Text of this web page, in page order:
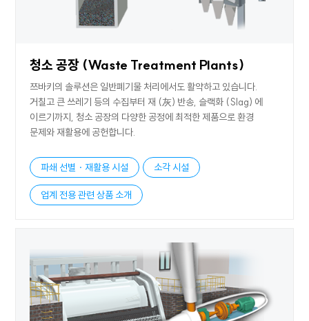
청소 공장 (Waste Treatment Plants)
쯔바키의 솔루션은 일반폐기물 처리에서도 활약하고 있습니다.
거칠고 큰 쓰레기 등의 수집부터 재 (灰) 반송, 슬랙화 (Slag) 에
이르기까지, 청소 공장의 다양한 공정에 최적한 제품으로 환경
문제와 재활용에 공헌합니다.
파쇄 선별・재활용 시설 소각 시설
업계 전용 관련 상품 소개